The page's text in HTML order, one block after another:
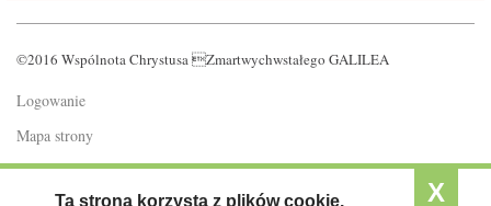
©2016 Wspólnota Chrystusa Zmartwychwstałego GALILEA
Logowanie
Mapa strony
Polityka prywatności
Ta strona korzysta z plików cookie. X